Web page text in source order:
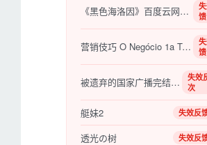
《黑色海洛因》百度云网盘下载.阿里云盘.俄语中
营销伎巧 O Negócio 1a Temporada S01~S02 【更新至S02E12】【巴西剧】
被遗弃的国家广播完结在线观看
失效
次
艇妹2 失效反
透光の树 失效反